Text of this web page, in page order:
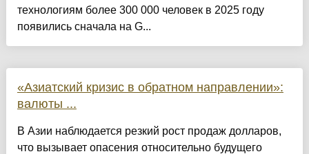
технологиям более 300 000 человек в 2025 году
появились сначала на G...
«Азиатский кризис в обратном направлении»:
валюты ...
В Азии наблюдается резкий рост продаж долларов,
что вызывает опасения относительно будущего